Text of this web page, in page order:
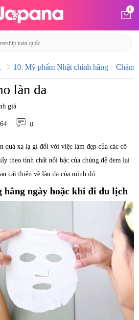
0
10. Mỹ phẩm Nhật chính hãng – Chăm
làn da
giá
0
quá xa lạ gì đối với việc làm đẹp của các cô
theo tính chất nổi bậc của chúng để đem lại
cải thiện về làn da của mình đó.
ngày hoặc khi đi du lịch